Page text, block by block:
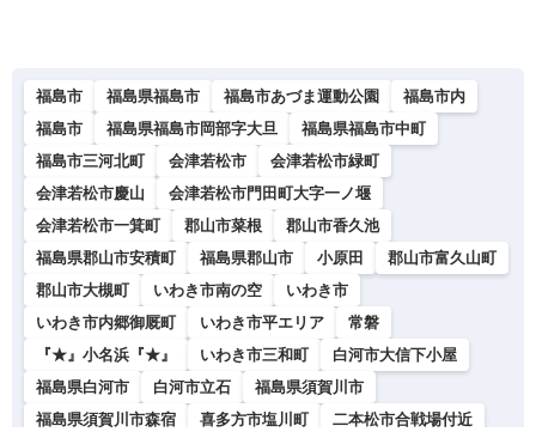
福島市 福島県福島市 福島市あづま運動公園
福島市内
福島市
福島県福島市岡部字大旦
福島県福島市中町
福島市三河北町
会津若松市
会津若松市緑町
会津若松市慶山
会津若松市門田町大字一ノ堰
会津若松市一箕町
郡山市菜根
郡山市香久池
福島県郡山市安積町
福島県郡山市 小原田
郡山市富久山町
郡山市大槻町
いわき市南の空
いわき市
いわき市内郷御厩町
いわき市平エリア
常磐
『★』小名浜『★』
いわき市三和町
白河市大信下小屋
福島県白河市
白河市立石
福島県須賀川市
福島県須賀川市森宿
喜多方市塩川町
二本松市合戦場付近